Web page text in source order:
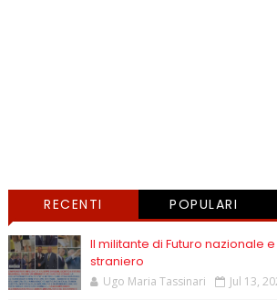
RECENTI POPULARI
Il militante di Futuro nazionale
straniero
Ugo Maria Tassinari Jul 13,